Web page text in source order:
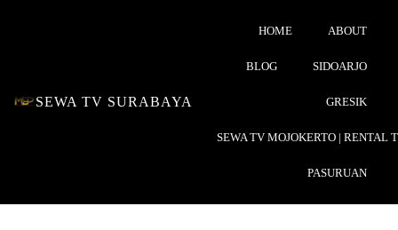
SEWA TV SURABAYA
HOME ABOUT
BLOG SIDOARJO
GRESIK
SEWA TV MOJOKERTO | RENTAL
PASURUAN